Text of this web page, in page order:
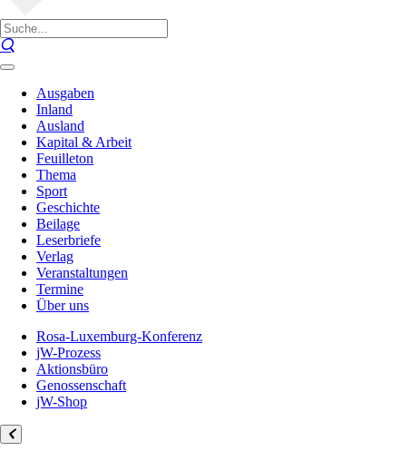
Ausgaben
Inland
Ausland
Kapital & Arbeit
Feuilleton
Thema
Sport
Geschichte
Beilage
Leserbriefe
Verlag
Veranstaltungen
Termine
Über uns
Rosa-Luxemburg-Konferenz
jW-Prozess
Aktionsbüro
Genossenschaft
jW-Shop